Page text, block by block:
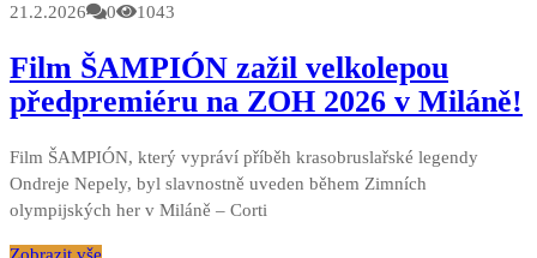
21.2.2026 0 1043
Film ŠAMPIÓN zažil velkolepou
předpremiéru na ZOH 2026 v Miláně!
Film ŠAMPIÓN, který vypráví příběh krasobruslařské legendy
Ondreje Nepely, byl slavnostně uveden během Zimních
olympijských her v Miláně – Corti